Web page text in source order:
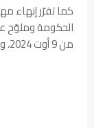
كما تقرّر إنهاء
الحكومة وملوّح
من 9 أوت 2024، وفق ما ورد في الرائد الرسمي.